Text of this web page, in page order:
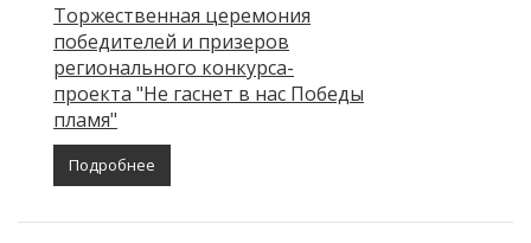
Торжественная церемония
победителей и призеров
регионального конкурса-
проекта "Не гаснет в нас Победы
пламя"
Подробнее